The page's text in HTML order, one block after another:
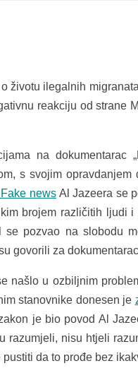
životu ilegalnih
reakciju od strane
na dokumentarac
s svojim opravdanjem
newsAl Jazeera se
brojem različitih ljudi
pozvao na slobodu
govorili za
našlo u ozbiljnim
stanovnike donesen je
je bio povod Al
razumjeli, nisu htjeli
da to prođe bez